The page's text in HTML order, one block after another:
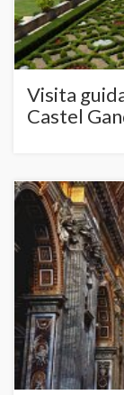
Visita
Castel